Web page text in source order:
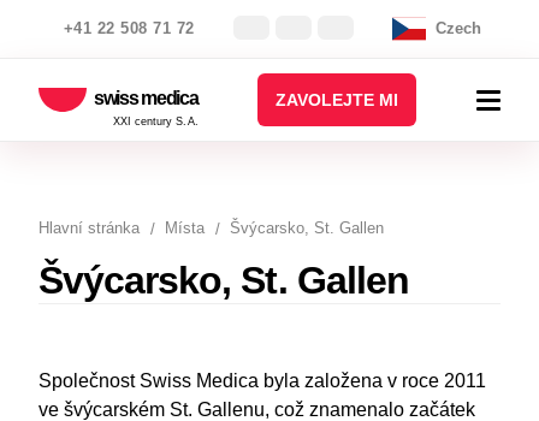
+41 22 508 71 72 Czech
swiss medica
XXI century S.A.
ZAVOLEJTE MI
Hlavní stránka Místa Švýcarsko, St. Gallen
Švýcarsko, St. Gallen
Společnost Swiss Medica byla založena v roce 2011
ve švýcarském St. Gallenu, což znamenalo začátek